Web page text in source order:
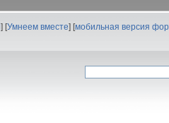
] [Умнеем вместе] [мобильная версия